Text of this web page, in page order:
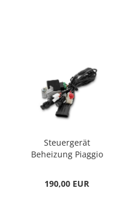
Steuergerät
Beheizung Piaggio
190,00 EUR